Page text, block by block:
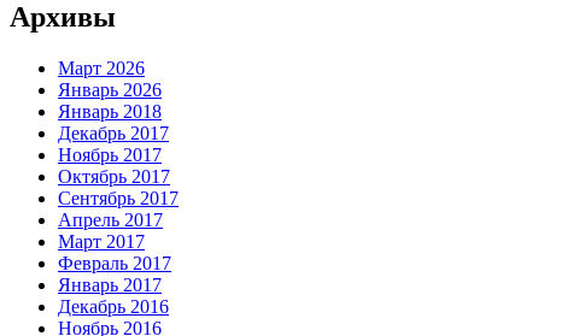
Архивы
Март 2026
Январь 2026
Январь 2018
Декабрь 2017
Ноябрь 2017
Октябрь 2017
Сентябрь 2017
Апрель 2017
Март 2017
Февраль 2017
Январь 2017
Декабрь 2016
Ноябрь 2016